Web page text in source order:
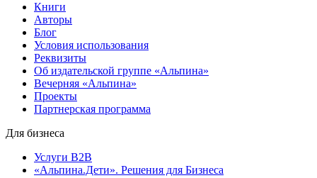
Книги
Авторы
Блог
Условия использования
Реквизиты
Об издательской группе «Альпина»
Вечерняя «Альпина»
Проекты
Партнерская программа
Для бизнеса
Услуги B2B
«Альпина.Дети». Решения для Бизнеса